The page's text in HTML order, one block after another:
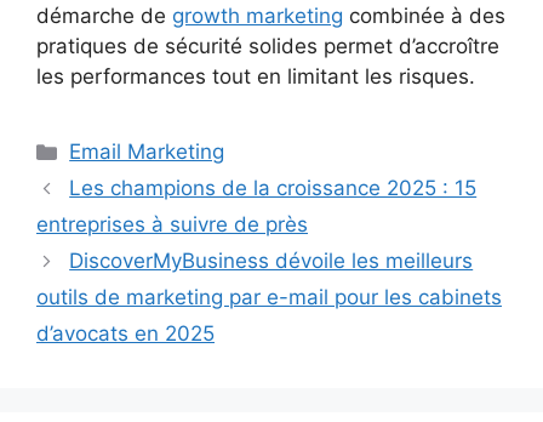
démarche de growth marketing combinée à des
pratiques de sécurité solides permet d’accroître
les performances tout en limitant les risques.
Catégories
Email Marketing
Les champions de la croissance 2025 : 15
entreprises à suivre de près
DiscoverMyBusiness dévoile les meilleurs
outils de marketing par e-mail pour les cabinets
d’avocats en 2025